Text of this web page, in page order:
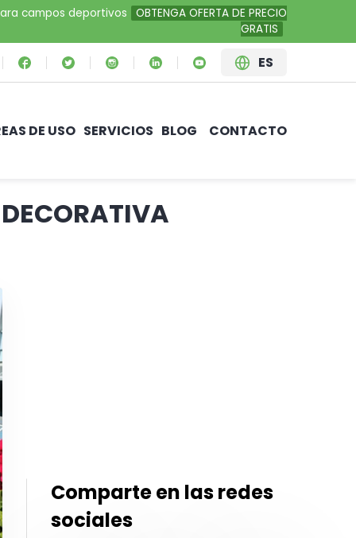
campos deportivos
OBTENGA OFERTA DE PRECIO
GRATIS
ES
DE USO SERVICIOS BLOG CONTACTO
Comparte en las redes
sociales